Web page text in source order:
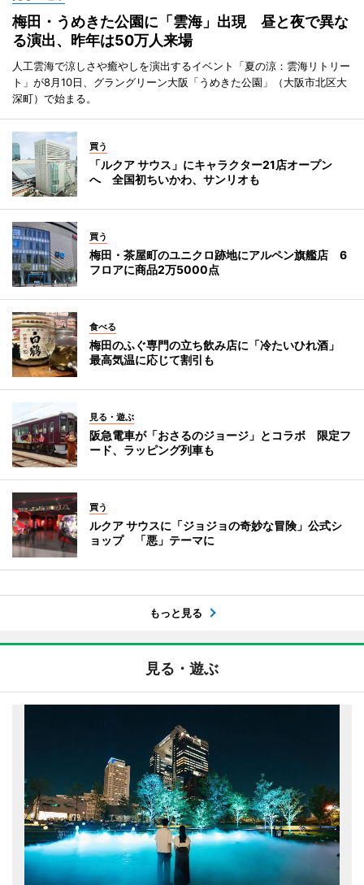
梅田・うめきた公園に「雲海」出現 昼と夜で異な
る演出、昨年は50万人来場
人工雲海で涼しさや癒やしを演出するイベント「夏の涼：雲海リトリー
ト」が8月10日、グラングリーン大阪「うめきた公園」（大阪市北区大
深町）で始まる。
買う
「ルクア サウス」にキャラクター21店オープン
へ 全国初ちいかわ、サンリオも
買う
梅田・茶屋町のユニクロ跡地にアルペン旗艦店 6
フロアに商品2万5000点
食べる
梅田のふぐ専門の立ち飲み店に「冷たいひれ酒」
最高気温に応じて割引も
見る・遊ぶ
阪急電車が「おさるのジョージ」とコラボ 限定フ
ード、ラッピング列車も
買う
ルクア サウスに「ジョジョの奇妙な冒険」公式シ
ョップ 「悪」テーマに
もっと見る
見る・遊ぶ